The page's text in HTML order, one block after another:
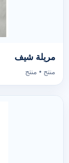
مريلة شيف
منتج • منتج